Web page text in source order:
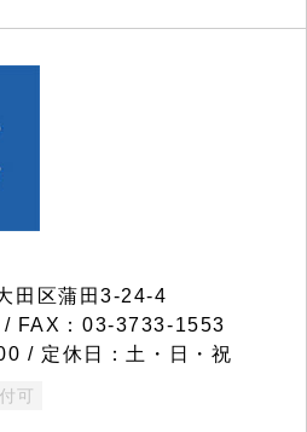
田区蒲田3-24-4
FAX：03-3733-1553
/ 定休日：土・日・祝
可